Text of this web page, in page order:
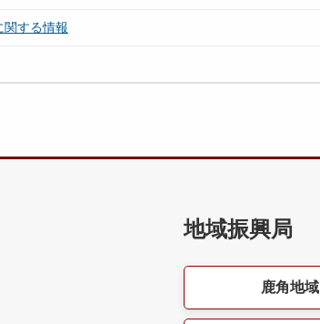
関する情報
地域振興局
鹿角地域